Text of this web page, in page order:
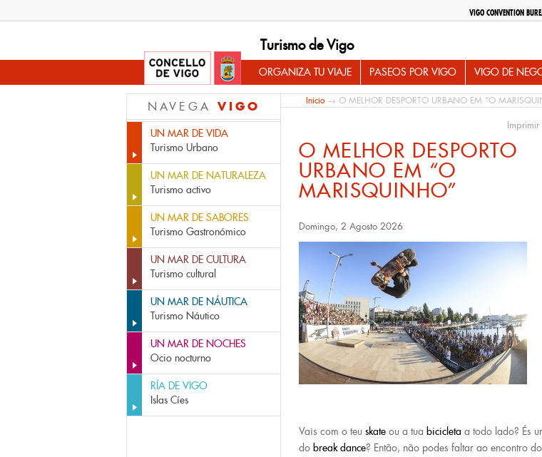
VIGO CONVENTION
Turismo de Vigo
ORGANIZA TU VIAJE PASEOS POR VIGO VIGO DE
NAVEGA VIGO
UN MAR DE VIDA
Turismo Urbano
UN MAR DE NATURALEZA
Turismo activo
UN MAR DE SABORES
Turismo Gastronómico
UN MAR DE CULTURA
Turismo cultural
UN MAR DE NÁUTICA
Turismo Náutico
UN MAR DE NOCHES
Ocio nocturno
RÍA DE VIGO
Islas Cíes
Inicio→ O MELHOR DESPORTO URBANO EM “O
Imprimir
O MELHOR DESPORTO
URBANO EM “O
MARISQUINHO”
Domingo, 2 Agosto 2026
Vais com o teu skate ou a tua bicicleta a todo lado? És
do break dance? Então, não podes faltar ao encontro